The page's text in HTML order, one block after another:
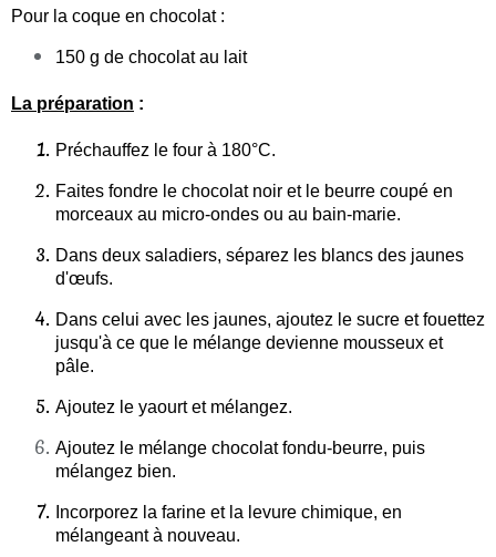
Pour la coque en chocolat :
150 g de chocolat au lait
La préparation :
Préchauffez le four à 180°C.
Faites fondre le chocolat noir et le beurre coupé en
morceaux au micro-ondes ou au bain-marie.
Dans deux saladiers, séparez les blancs des jaunes
d'œufs.
Dans celui avec les jaunes, ajoutez le sucre et fouettez
jusqu'à ce que le mélange devienne mousseux et
pâle.
Ajoutez le yaourt et mélangez.
Ajoutez le mélange chocolat fondu-beurre, puis
mélangez bien.
Incorporez la farine et la levure chimique, en
mélangeant à nouveau.